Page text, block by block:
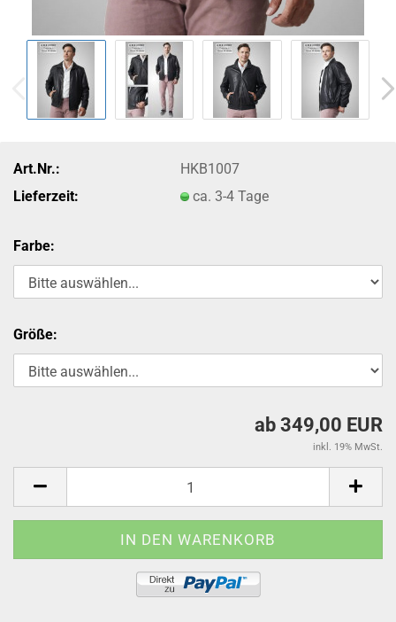
Art.Nr.:
HKB1007
Lieferzeit:
ca. 3-4 Tage
Farbe:
Größe:
ab 349,00 EUR
inkl. 19% MwSt.